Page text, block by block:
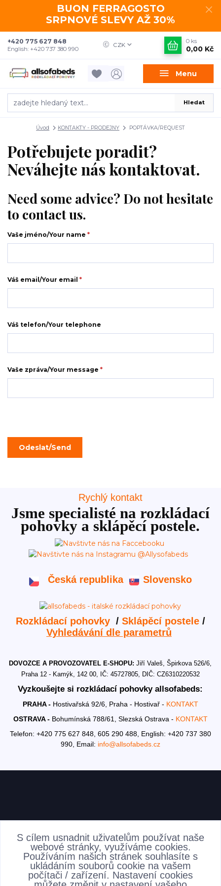
BUON FERRAGOSTO
SRPNOVÉ SLEVY AŽ 30%
Menu
CZK
Hledat
+420 775 627 848
English: +420 737 380 990
0 ks
0,00 Kč
Úvod KONTAKTY - PRODEJNY POPTÁVKA/REQUEST
Potřebujete poradit?
Neváhejte nás kontaktovat.
Need some advice? Do not hesitate
to contact us.
Vaše jméno/Your name *
Váš email/Your email *
Váš telefon/Your telephone
Vaše zpráva/Your message *
Rychlý kontakt
Jsme specialisté na rozkládací
pohovky a sklápěcí postele.
Česká republika Slovensko
Rozkládací pohovky / Sklápěcí postele/
Vyhledávání dle parametrů
DOVOZCE A PROVOZOVATEL E-SHOPU:Jiří Valeš, Špirkova 526/6,
Praha 12 - Kamýk, 142 00, IČ: 45727805, DIČ: CZ6310220532
Vyzkoušejte si rozkládací pohovky allsofabeds:
PRAHA - Hostivařská 92/6, Praha - Hostivař - KONTAKT
OSTRAVA - Bohumínská 788/61, Slezská Ostrava - KONTAKT
Telefon: +420 775 627 848, 605 290 488, English: +420 737 380
990, Email: info@allsofabeds.cz
AKTUALITY
S cílem usnadnit uživatelům používat naše
webové stránky, využíváme cookies.
Používáním našich stránek souhlasíte s
ukládáním souborů cookie na vašem
počítači / zařízení. Nastavení cookies